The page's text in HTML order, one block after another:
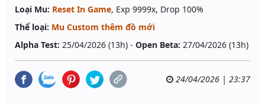
Loại Mu: Reset In Game, Exp 9999x, Drop 100%
Thể loại: Mu Custom thêm đồ mới
Alpha Test: 25/04/2026 (13h) - Open Beta: 27/04/2026 (13h)
24/04/2026 | 23:37